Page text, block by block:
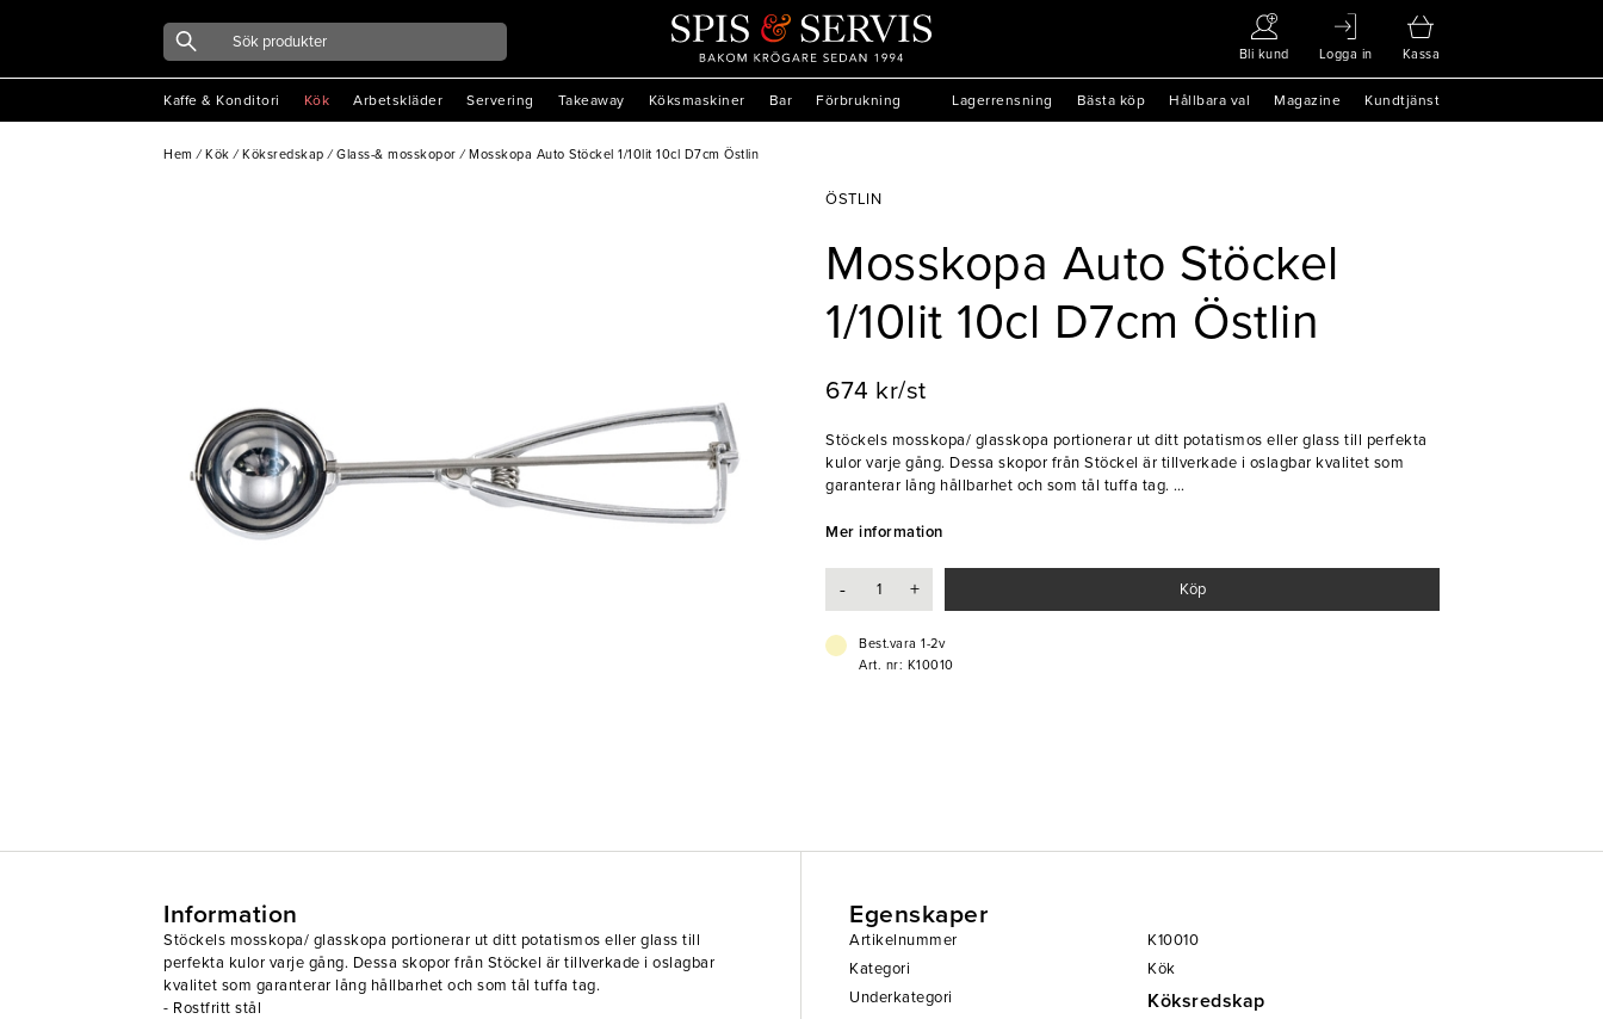
Bli kund Logga in Kassa
Kaffe & Konditori Kök Arbetskläder Servering Takeaway Köksmaskiner Bar Förbrukning Lagerrensning Bästa köp Hållbara val Magazine Kundtjänst
Hem / Kök / Köksredskap / Glass-& mosskopor / Mosskopa Auto Stöckel 1/10lit 10cl D7cm Östlin
ÖSTLIN
Mosskopa Auto Stöckel
1/10lit 10cl D7cm Östlin
674 kr/st
Stöckels mosskopa/ glasskopa portionerar ut ditt potatismos eller glass till perfekta
kulor varje gång. Dessa skopor från Stöckel är tillverkade i oslagbar kvalitet som
garanterar lång hållbarhet och som tål tuffa tag.
- Tål maskindisk
Mer information
- + Köp
Best.vara 1-2v
Art. nr: K10010
Information
Stöckels mosskopa/ glasskopa portionerar ut ditt potatismos eller glass till
perfekta kulor varje gång. Dessa skopor från Stöckel är tillverkade i oslagbar
kvalitet som garanterar lång hållbarhet och som tål tuffa tag.
- Rostfritt stål
Egenskaper
Artikelnummer
K10010
Kategori
Kök
Underkategori
Köksredskap